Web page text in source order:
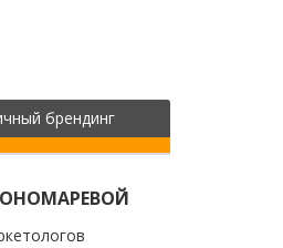
брендинг